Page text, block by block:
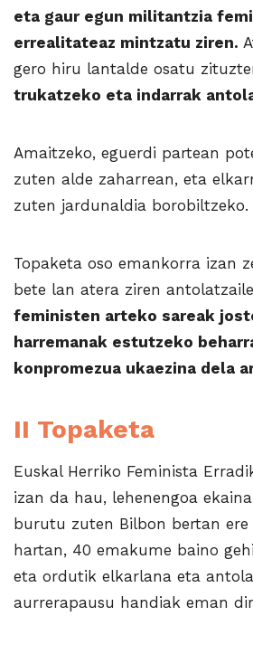
eta gaur egun militantzia
errealitateaz mintzatu ziren.
gero hiru lantalde osatu
trukatzeko eta indarrak
Amaitzeko, eguerdi partean
zuten alde zaharrean, eta
zuten jardunaldia borobiltzeko.
Topaketa oso emankorra izan
bete lan atera ziren
feministen arteko sareak
harremanak estutzeko
konpromezua ukaezina dela
II Topaketa
Euskal Herriko Feminista
izan da hau, lehenengoa
burutu zuten Bilbon bertan ere
hartan, 40 emakume baino
eta ordutik elkarlana eta
aurrerapausu handiak eman